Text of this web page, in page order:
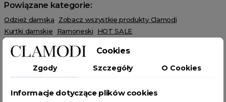
Powiązane kategorie:
Odzież damska
Zobacz wszystkie produkty Clamodi
Kurtki damskie
Ramoneski HOT SALE
POWIĄZANE TAGI
Cookies
Zgody Szczegóły O Cookies
Informacje dotyczące plików cookies